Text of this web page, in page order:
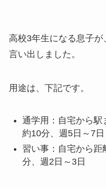
高校3年生になる息子
言い出しました。
用途は、下記です。
通学用：自宅から駅
約10分、週5日～7日
習い事：自宅から
分、週2日～3日